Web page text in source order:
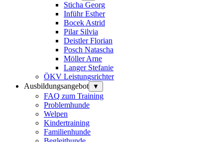
Sticha Georg
Inführ Esther
Bocek Astrid
Pilar Silvia
Deistler Florian
Posch Natascha
Möller Arne
Langer Stefanie
ÖKV Leistungsrichter
Ausbildungsangebot
▼
FAQ zum Training
Problemhunde
Welpen
Kindertraining
Familienhunde